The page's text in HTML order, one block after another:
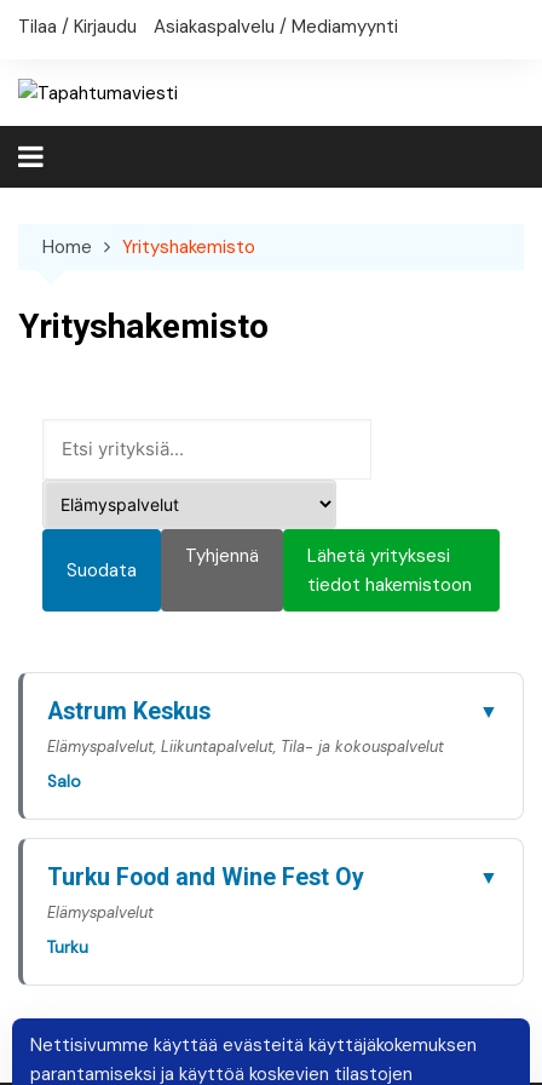
Skip
Tilaa / Kirjaudu Asiakaspalvelu / Mediamyynti
Home Yrityshakemisto
Yrityshakemisto
Suodata
Tyhjennä
Lähetä yrityksesi
tiedot hakemistoon
Astrum Keskus ▼
Elämyspalvelut, Liikuntapalvelut, Tila- ja kokouspalvelut
Salo
Turku Food and Wine Fest Oy ▼
Elämyspalvelut
Turku
Nettisivumme käyttää evästeitä käyttäjäkokemuksen
parantamiseksi ja käyttöä koskevien tilastojen